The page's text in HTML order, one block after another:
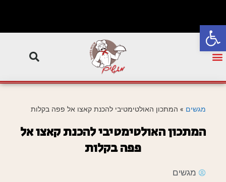
פתח סרגל נגישות
מגשים » המתכון האולטימטיבי להכנת קאצו אל פפה בקלות
המתכון האולטימטיבי להכנת קאצו אל
פפה בקלות
מגשים